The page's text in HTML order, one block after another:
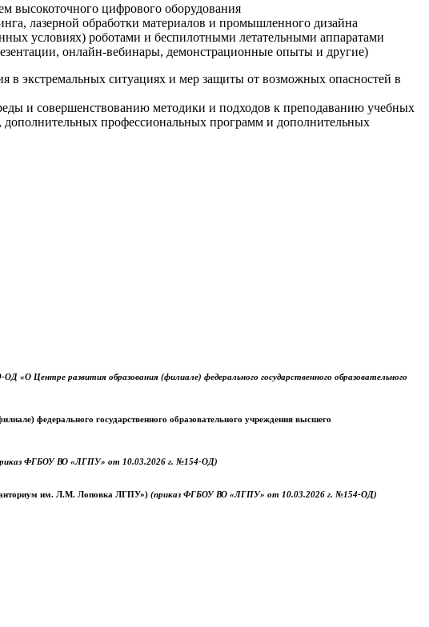
высокоточного цифрового оборудования
лазерной обработки материалов и промышленного дизайна
условиях) роботами и беспилотными летательными аппаратами
онлайн-вебинары, демонстрационные опыты и другие)
в экстремальных ситуациях и мер защиты от возможных опасностей в
и совершенствованию методики и подходов к преподаванию учебных
дополнительных профессиональных программ и дополнительных
Центре развития образования (филиале) федерального государственного образовательного
федерального государственного образовательного учреждения высшего
ФГБОУ ВО «ЛГПУ» от 10.03.2026 г. №154-ОД)
им. Л.М. Лоповка ЛГПУ») (приказ ФГБОУ ВО «ЛГПУ» от 10.03.2026 г. №154-ОД)